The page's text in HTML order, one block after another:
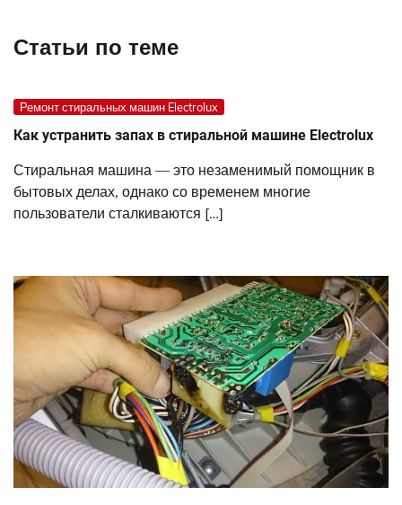
Статьи по теме
Ремонт стиральных машин Electrolux
Как устранить запах в стиральной машине Electrolux
Стиральная машина — это незаменимый помощник в
бытовых делах, однако со временем многие
пользователи сталкиваются […]